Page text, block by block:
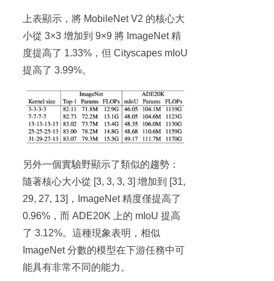
上表顯示，將 MobileNet V2 的核心大
小從 3×3 增加到 9×9 將 ImageNet 精
度提高了 1.33%，但 Cityscapes mIoU
提高了 3.99%。
另外一個實驗野顯示了類似的趨勢：
隨著核心大小從 [3, 3, 3, 3] 增加到 [31,
29, 27, 13]，ImageNet 精度僅提高了
0.96%，而 ADE20K 上的 mIoU 提高
了 3.12%。這種現象表明，相似
ImageNet 分數的模型在下游任務中可
能具有非常不同的能力。